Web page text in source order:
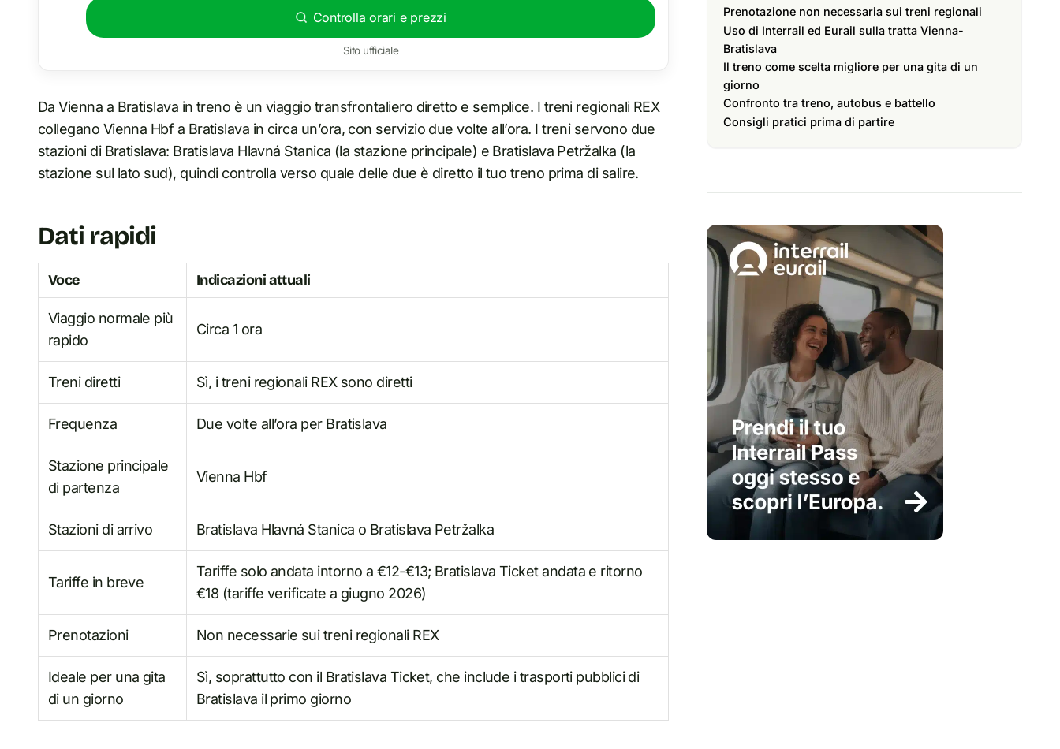
Controlla orari e prezzi
Sito ufficiale
Da Vienna a Bratislava in treno è un viaggio transfrontaliero diretto e semplice. I treni regionali REX
collegano Vienna Hbf a Bratislava in circa un’ora, con servizio due volte all’ora. I treni servono due
stazioni di Bratislava: Bratislava Hlavná Stanica (la stazione principale) e Bratislava Petržalka (la
stazione sul lato sud), quindi controlla verso quale delle due è diretto il tuo treno prima di salire.
Dati rapidi
Voce Indicazioni attuali
Viaggio normale più
rapido
Circa 1 ora
Treni diretti Sì, i treni regionali REX sono diretti
Frequenza Due volte all’ora per Bratislava
Stazione principale
di partenza
Vienna Hbf
Stazioni di arrivo Bratislava Hlavná Stanica o Bratislava Petržalka
Tariffe in breve
Tariffe solo andata intorno a €12-€13; Bratislava Ticket andata e ritorno
€18 (tariffe verificate a giugno 2026)
Prenotazioni Non necessarie sui treni regionali REX
Ideale per una gita
di un giorno
Sì, soprattutto con il Bratislava Ticket, che include i trasporti pubblici di
Bratislava il primo giorno
Prenotazione non necessaria sui treni regionali
Uso di Interrail ed Eurail sulla tratta Vienna-
Bratislava
Il treno come scelta migliore per una gita di un
giorno
Confronto tra treno, autobus e battello
Consigli pratici prima di partire